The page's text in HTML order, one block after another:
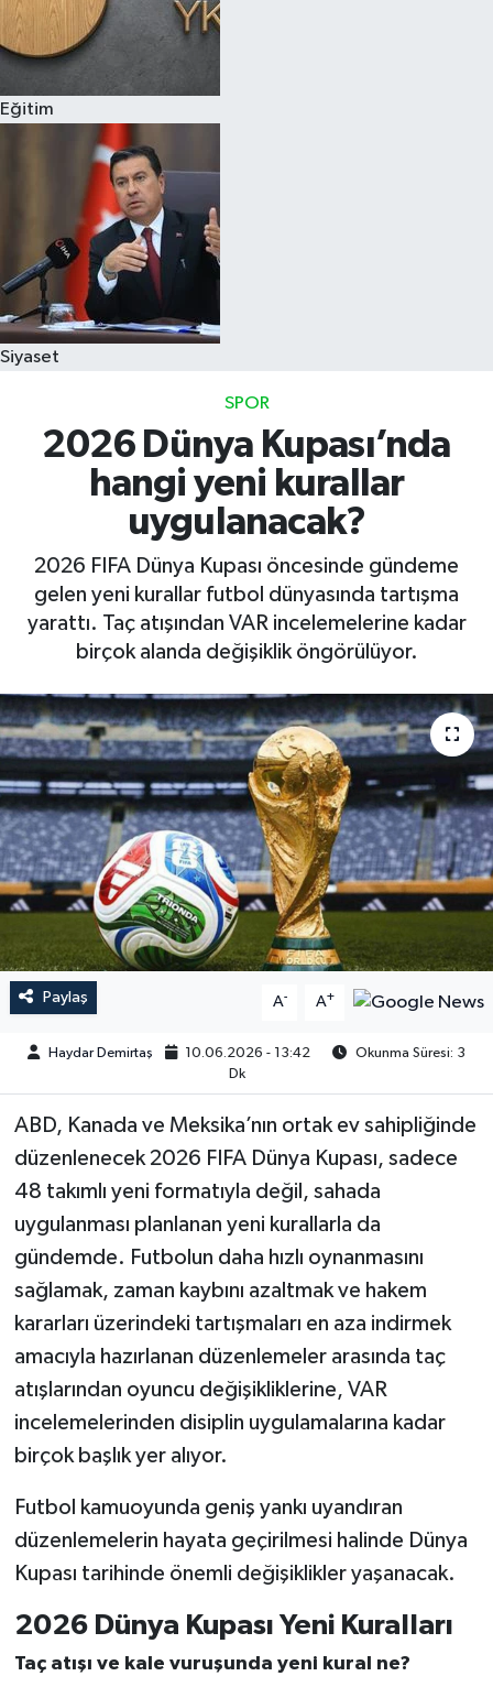
Eğitim
Siyaset
SPOR
2026 Dünya Kupası’nda
hangi yeni kurallar
uygulanacak?
2026 FIFA Dünya Kupası öncesinde gündeme
gelen yeni kurallar futbol dünyasında tartışma
yarattı. Taç atışından VAR incelemelerine kadar
birçok alanda değişiklik öngörülüyor.
Paylaş A- A+
Haydar Demirtaş 10.06.2026 - 13:42
Okunma Süresi: 3
Dk
ABD, Kanada ve Meksika’nın ortak ev sahipliğinde
düzenlenecek 2026 FIFA Dünya Kupası, sadece
48 takımlı yeni formatıyla değil, sahada
uygulanması planlanan yeni kurallarla da
gündemde. Futbolun daha hızlı oynanmasını
sağlamak, zaman kaybını azaltmak ve hakem
kararları üzerindeki tartışmaları en aza indirmek
amacıyla hazırlanan düzenlemeler arasında taç
atışlarından oyuncu değişikliklerine, VAR
incelemelerinden disiplin uygulamalarına kadar
birçok başlık yer alıyor.
Futbol kamuoyunda geniş yankı uyandıran
düzenlemelerin hayata geçirilmesi halinde Dünya
Kupası tarihinde önemli değişiklikler yaşanacak.
2026 Dünya Kupası Yeni Kuralları
Taç atışı ve kale vuruşunda yeni kural ne?